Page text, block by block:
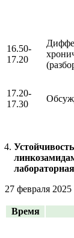
16.50-
17.20
17.20-
17.30
27 февраля
Время